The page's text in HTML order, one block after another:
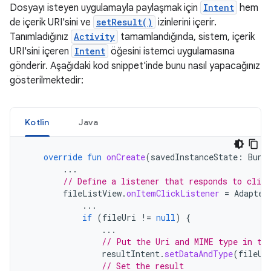
Dosyayı isteyen uygulamayla paylaşmak için Intent hem
de içerik URI'sini ve setResult() izinlerini içerir.
Tanımladığınız Activity tamamlandığında, sistem, içerik
URI'sini içeren Intent öğesini istemci uygulamasına
gönderir. Aşağıdaki kod snippet'inde bunu nasıl yapacağınız
gösterilmektedir:
Kotlin Java
override fun onCreate(savedInstanceState :
...
// Define a listener that responds to
fileListView.onItemClickListener =
...
if (fileUri != null)
{
...
// Put the Uri and MIME type in
resultIntent. setDataAndType(
// Set the result